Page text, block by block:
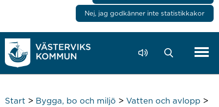
Nej, jag godkänner inte statistikkakor
Start > Bygga, bo och miljö > Vatten och avlopp >